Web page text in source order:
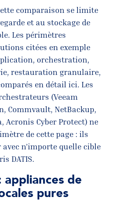
comparaison se limite
et au stockage de
Les périmètres
citées en exemple
orchestration,
restauration granulaire,
en détail ici. Les
(Veeam
Commvault, NetBackup,
Acronis Cyber Protect) ne
de cette page : ils
n’importe quelle cible
DATIS.
de
pures